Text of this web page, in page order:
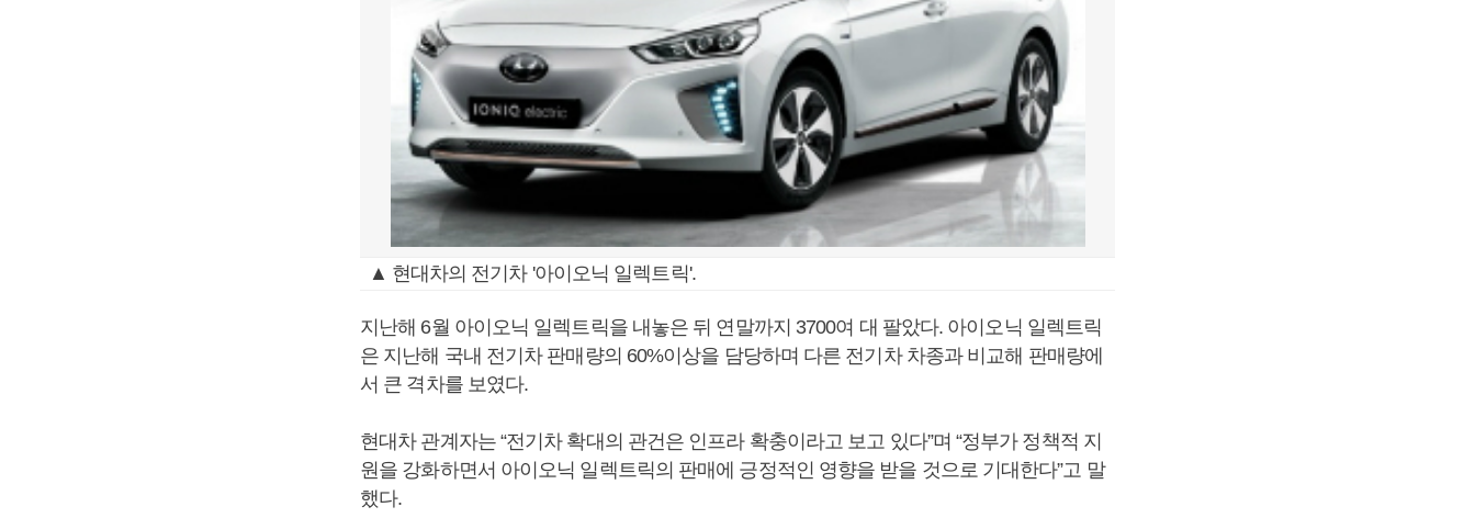
▲ 현대차의 전기차 '아이오닉 일렉트릭'.
지난해 6월 아이오닉 일렉트릭을 내놓은 뒤 연말까지 3700여 대 팔았다. 아이오닉 일렉트릭
은 지난해 국내 전기차 판매량의 60%이상을 담당하며 다른 전기차 차종과 비교해 판매량에
서 큰 격차를 보였다.
현대차 관계자는 “전기차 확대의 관건은 인프라 확충이라고 보고 있다”며 “정부가 정책적 지
원을 강화하면서 아이오닉 일렉트릭의 판매에 긍정적인 영향을 받을 것으로 기대한다”고 말
했다.